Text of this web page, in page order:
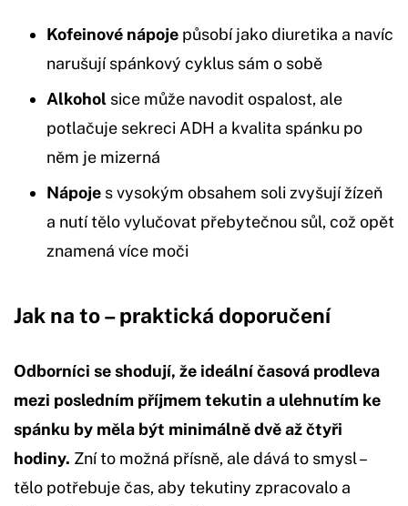
Kofeinové nápoje působí jako diuretika a navíc
narušují spánkový cyklus sám o sobě
Alkohol sice může navodit ospalost, ale
potlačuje sekreci ADH a kvalita spánku po
něm je mizerná
Nápoje s vysokým obsahem soli zvyšují žízeň
a nutí tělo vylučovat přebytečnou sůl, což opět
znamená více moči
Jak na to – praktická doporučení
Odborníci se shodují, že ideální časová prodleva
mezi posledním příjmem tekutin a ulehnutím ke
spánku by měla být minimálně dvě až čtyři
hodiny. Zní to možná přísně, ale dává to smysl –
tělo potřebuje čas, aby tekutiny zpracovalo a